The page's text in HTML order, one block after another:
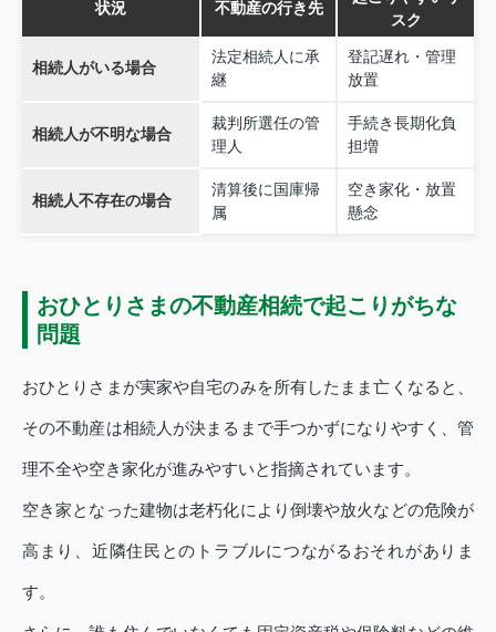
状況 不動産の行き先
スク
相続人がいる場合
法定相続人に承
継
登記遅れ・管理
放置
相続人が不明な場合
裁判所選任の管
理人
手続き長期化負
担増
相続人不存在の場合
清算後に国庫帰
属
空き家化・放置
懸念
おひとりさまの不動産相続で起こりがちな
問題
おひとりさまが実家や自宅のみを所有したまま亡くなると、
その不動産は相続人が決まるまで手つかずになりやすく、管
理不全や空き家化が進みやすいと指摘されています。
空き家となった建物は老朽化により倒壊や放火などの危険が
高まり、近隣住民とのトラブルにつながるおそれがありま
す。